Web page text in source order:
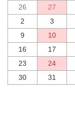
26 27
2
3
9
10
16
17
23
24
30
31